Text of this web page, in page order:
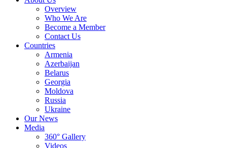
Overview
Who We Are
Become a Member
Contact Us
Countries
Armenia
Azerbaijan
Belarus
Georgia
Moldova
Russia
Ukraine
Our News
Media
360° Gallery
Videos